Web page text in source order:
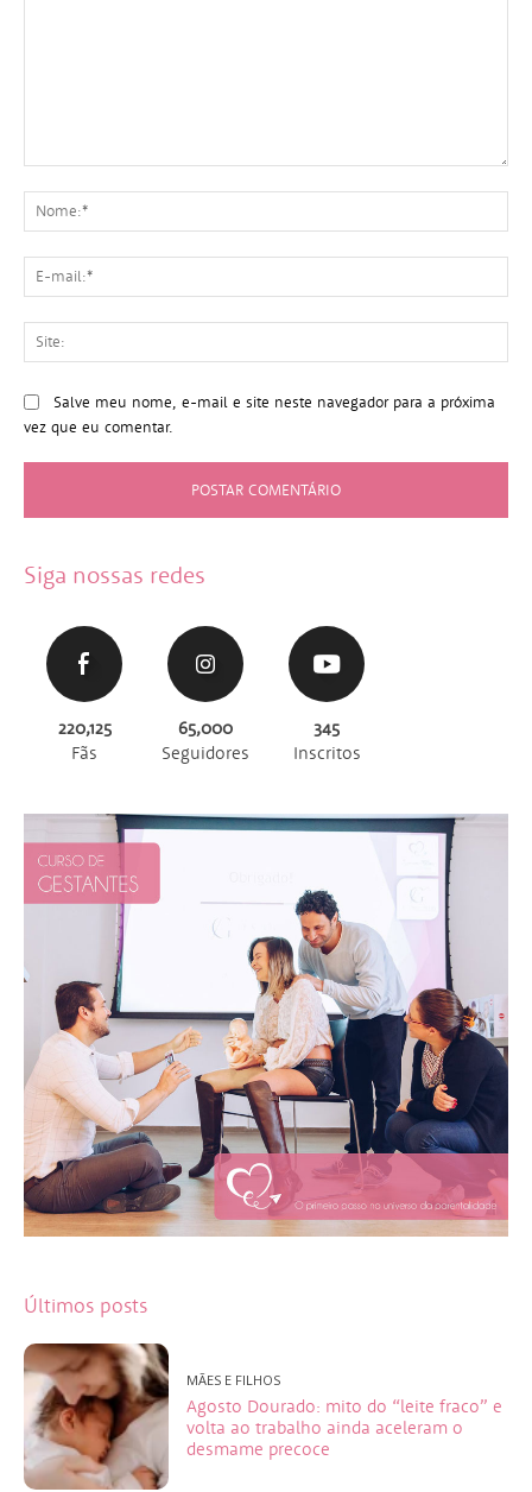
Salve meu nome, e-mail e site neste navegador para a próxima
vez que eu comentar.
Siga nossas redes
220,125
Fãs
65,000
Seguidores
345
Inscritos
Últimos posts
MÃES E FILHOS
Agosto Dourado: mito do “leite fraco” e
volta ao trabalho ainda aceleram o
desmame precoce